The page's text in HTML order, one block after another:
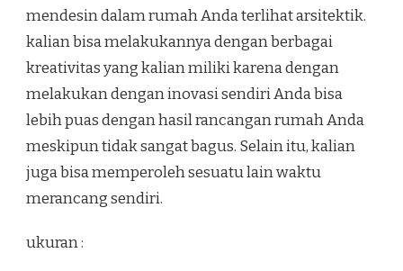
mendesin dalam rumah Anda terlihat arsitektik.
kalian bisa melakukannya dengan berbagai
kreativitas yang kalian miliki karena dengan
melakukan dengan inovasi sendiri Anda bisa
lebih puas dengan hasil rancangan rumah Anda
meskipun tidak sangat bagus. Selain itu, kalian
juga bisa memperoleh sesuatu lain waktu
merancang sendiri.
ukuran :